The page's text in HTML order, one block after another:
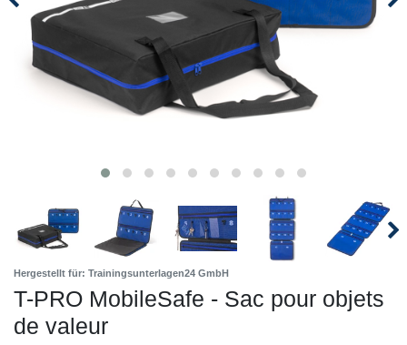
Hergestellt für: Trainingsunterlagen24 GmbH
T-PRO MobileSafe - Sac pour objets
de valeur